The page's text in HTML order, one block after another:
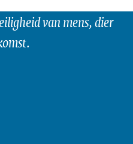
van mens, dier